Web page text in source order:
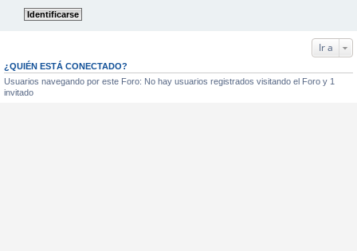
Ir a
¿QUIÉN ESTÁ CONECTADO?
Usuarios navegando por este Foro: No hay usuarios registrados visitando el Foro y 1
invitado